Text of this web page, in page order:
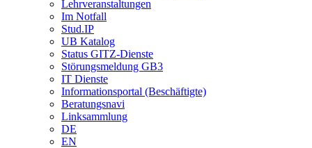
Lehrveranstaltungen
Im Notfall
Stud.IP
UB Katalog
Status GITZ-Dienste
Störungsmeldung GB3
IT Dienste
Informationsportal (Beschäftigte)
Beratungsnavi
Linksammlung
DE
EN